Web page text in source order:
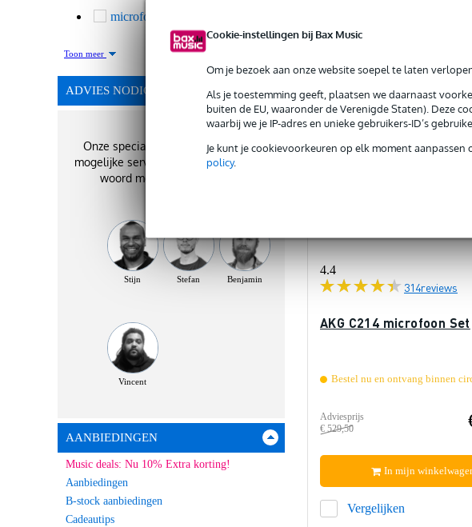
Cookie-instellingen bij Bax Music
Om je bezoek aan onze website soepel te laten
Als je toestemming geeft, plaatsen we daarnaast
buiten de EU, waaronder de Verenigde Staten). Deze
waarbij we je IP-adres en unieke gebruikers-ID’s
Je kunt je cookievoorkeuren op elk moment
policy.
microfoonstandaard
Toon meer
ADVIES NODIG?
Onze specialisten geven je de best
mogelijke service. Zij staan je graag te
woord met het beste advies!
Stijn Stefan Benjamin
Vincent
AANBIEDINGEN
Music deals: Nu 10% Extra korting!
Aanbiedingen
B-stock aanbiedingen
Cadeautips
4.4
314reviews
AKG C214 microfoon Set
Bestel nu en ontvang binnen
Adviesprijs
€ 529,50
Vergelijken
In mijn